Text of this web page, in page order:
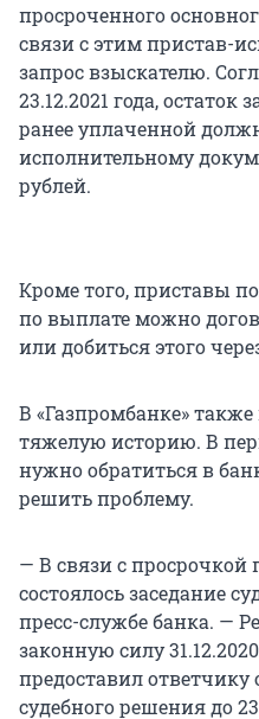
просроченного
связи с этим пристав-
запрос взыскателю.
23.12.2021 года,
ранее уплаченной
исполнительному
рублей.
Кроме того, приставы
по выплате можно
или добиться этого
В «Газпромбанке»
тяжелую историю. В
нужно обратиться в
решить проблему.
— В связи с просрочкой
состоялось заседание
пресс-службе банка. —
законную силу
предоставил
судебного решения до